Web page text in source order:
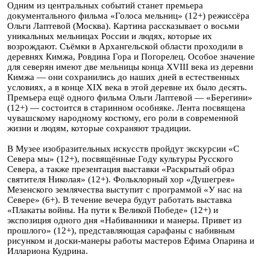
Одним из центральных событий станет премьера
документального фильма «Голоса мельниц» (12+) режиссёра
Ольги Лаптевой (Москва). Картина рассказывает о восьми
уникальных мельницах России и людях, которые их
возрождают. Съёмки в Архангельской области проходили в
деревнях Кимжа, Ровдина Гора и Погорелец. Особое значение
для северян имеют две мельницы конца XVIII века из деревни
Кимжа — они сохранились до наших дней в естественных
условиях, а в конце XIX века в этой деревне их было десять.
Премьера ещё одного фильма Ольги Лаптевой — «Берегини»
(12+) — состоится в старинном особняке. Лента посвящена
чувашскому народному костюму, его роли в современной
жизни и людям, которые сохраняют традиции.
В Музее изобразительных искусств пройдут экскурсии «С
Севера мы» (12+), посвящённые Году культуры Русского
Севера, а также презентация выставки «Раскрытый образ
святителя Николая» (12+). Фольклорный хор «Душегрея»
Мезенского землячества выступит с программой «У нас на
Севере» (6+). В течение вечера будут работать выставка
«Плакаты войны. На пути к Великой Победе» (12+) и
экспозиция одного дня «Набиванники и манеры. Привет из
прошлого» (12+), представляющая сарафаны с набивным
рисунком и доски-манеры работы мастеров Ефима Опарина и
Иллариона Кудрина.